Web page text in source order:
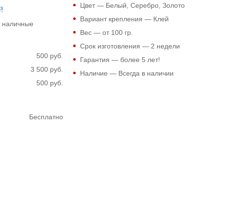
наличные
500 руб.
3 500 руб.
500 руб.
Бесплатно
Цвет — Белый, Серебро, Золото
Вариант крепления — Клей
Вес — от 100 гр.
Срок изготовления — 2 недели
Гарантия — более 5 лет!
Наличие — Всегда в наличии